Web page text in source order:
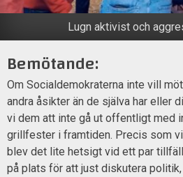
Lugn aktivist och
Bemötande:
Om Socialdemokraterna inte vill
andra åsikter än de själva har eller
vi dem att inte gå ut offentligt med
grillfester i framtiden. Precis som vi
blev det lite hetsigt vid ett par
på plats för att just diskutera